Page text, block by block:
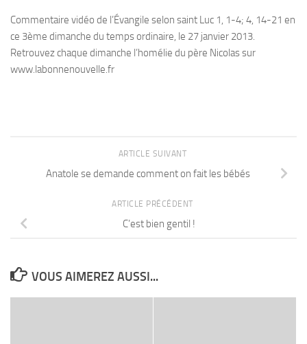
Commentaire vidéo de l’Évangile selon saint Luc 1, 1-4; 4, 14-21 en
ce 3ème dimanche du temps ordinaire, le 27 janvier 2013.
Retrouvez chaque dimanche l’homélie du père Nicolas sur
www.labonnenouvelle.fr
ARTICLE SUIVANT
Anatole se demande comment on fait les bébés
ARTICLE PRÉCÉDENT
C’est bien gentil !
VOUS AIMEREZ AUSSI...